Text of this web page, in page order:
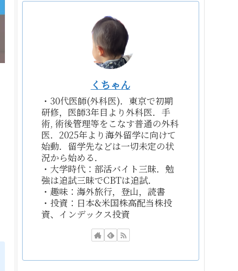
くちゃん
・30代医師(外科医)．東京で初期
研修，医師3年目より外科医．手
術, 術後管理等をこなす普通の外科
医．2025年より海外留学に向けて
始動．留学先などは一切未定の状
況から始める．
・大学時代：部活バイト三昧．勉
強は追試三昧でCBTは追試．
・趣味：海外旅行，登山，読書
・投資：日本&米国株高配当株投
資、インデックス投資